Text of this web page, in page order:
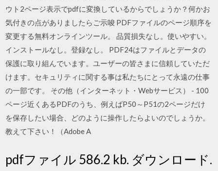
ウト2ページ表示でpdfに変換しているからでしょうか？何かお
気付きの点がありましたらご示唆 PDFファイルのページ順序を
変更する無料オンラインツール。 品質損失なし。使いやすい。
インストールなし。登録なし。 PDF24はファイルとデータの
保護に取り組んでいます。ユーザーの皆さまに信頼していただ
けます。セキュリティに関する事は私たちにとって永遠の仕事
の一部です。 その他（インターネット・Webサービス） - 100
ページ近くあるPDFのうち、例えばP50～P51の2ページだけ
を保存したい場合、どのように操作したらよいのでしょうか。
教えて下さい！（Adobe A
pdfファイル 586.2 kb. ダウンロード.